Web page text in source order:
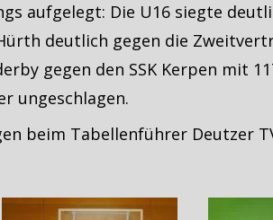
aufgelegt: Die U16 siegte
deutlich gegen die
gegen den SSK Kerpen mit
ungeschlagen.
beim Tabellenführer Deutzer